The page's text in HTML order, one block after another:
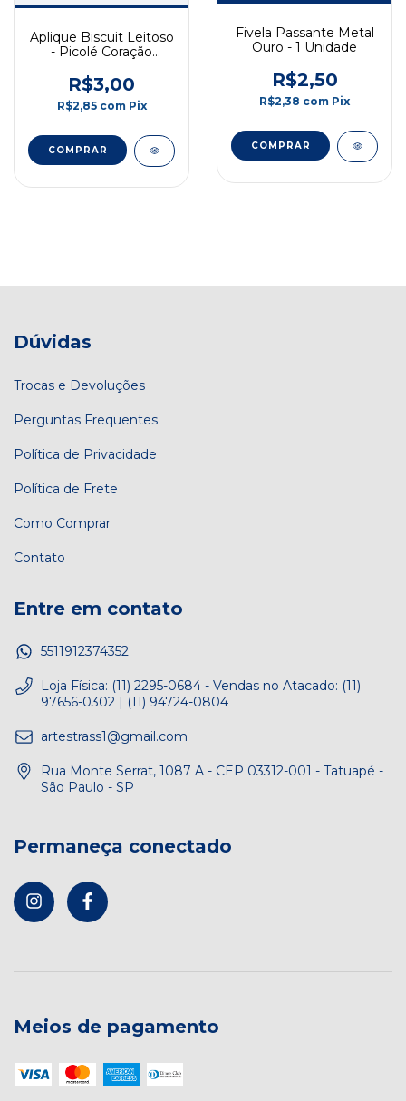
Aplique Biscuit Leitoso
- Picolé Coração
Rosa - 3.5cm - 2
unidades
R$3,00
R$2,85 com Pix
Fivela Passante Metal
Ouro - 1 Unidade
R$2,50
R$2,38 com Pix
COMPRAR
Dúvidas
Trocas e Devoluções
Perguntas Frequentes
Política de Privacidade
Política de Frete
Como Comprar
Contato
Entre em contato
5511912374352
Loja Física: (11) 2295-0684 - Vendas no Atacado: (11)
97656-0302 | (11) 94724-0804
artestrass1@gmail.com
Rua Monte Serrat, 1087 A - CEP 03312-001 - Tatuapé -
São Paulo - SP
Permaneça conectado
Meios de pagamento